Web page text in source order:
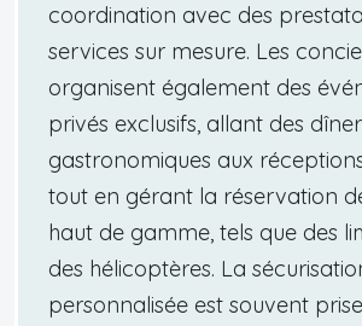
coordination avec des
services sur mesure. Les
organisent également des
privés exclusifs, allant des
gastronomiques aux
tout en gérant la réservation
haut de gamme, tels que des
des hélicoptères. La
personnalisée est souvent